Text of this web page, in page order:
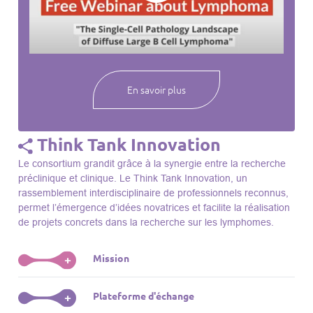
webinaires à venir, des séances précédentes et joignez-vous
notre compréhension des lymphomes et des maladies
En savoir plus
Think Tank Innovation
Le consortium grandit grâce à la synergie entre la recherche
préclinique et clinique. Le Think Tank Innovation, un
rassemblement interdisciplinaire de professionnels reconnus,
permet l’émergence d’idées novatrices et facilite la réalisation
de projets concrets dans la recherche sur les lymphomes.
+ Mission
Le Think Tank initie des projets, façonne des initiatives de
R&D, identifie des porteurs et promeut l’unité parmi les
+ Plateforme d'échange